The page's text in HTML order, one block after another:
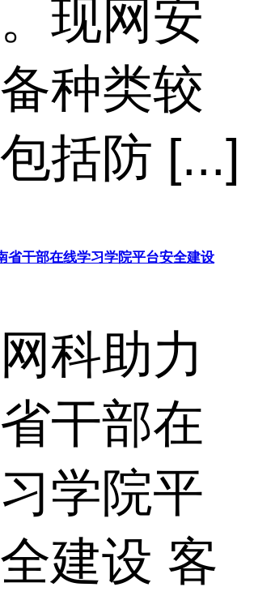
现网安
种类较
括防 [...]
省干部在线学习学院平台安全建设
科助力
干部在
学院平
建设 客